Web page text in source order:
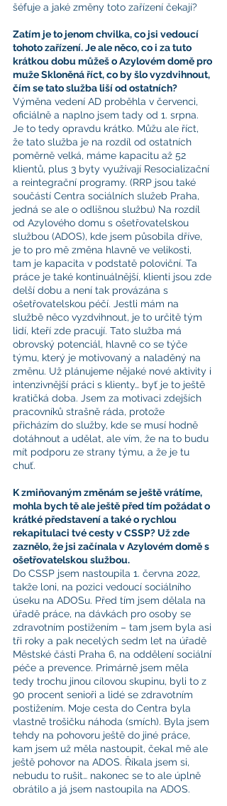
šéfuje a jaké změny toto zařízení čekají?
Zatím je to jenom chvilka, co jsi vedoucí
tohoto zařízení. Je ale něco, co i za tuto
krátkou dobu můžeš o Azylovém domě pro
muže Skloněná říct, co by šlo vyzdvihnout,
čím se tato služba liší od ostatních?
Výměna vedení AD proběhla v červenci,
oficiálně a naplno jsem tady od 1. srpna.
Je to tedy opravdu krátko. Můžu ale říct,
že tato služba je na rozdíl od ostatních
poměrně velká, máme kapacitu až 52
klientů, plus 3 byty využívají Resocializační
a reintegrační programy. (RRP jsou také
součástí Centra sociálních služeb Praha,
jedná se ale o odlišnou službu) Na rozdíl
od Azylového domu s ošetřovatelskou
službou (ADOS), kde jsem působila dříve,
je to pro mě změna hlavně ve velikosti,
tam je kapacita v podstatě poloviční. Ta
práce je také kontinuálnější, klienti jsou zde
delší dobu a není tak provázána s
ošetřovatelskou péčí. Jestli mám na
službě něco vyzdvihnout, je to určitě tým
lidí, kteří zde pracují. Tato služba má
obrovský potenciál, hlavně co se týče
týmu, který je motivovaný a naladěný na
změnu. Už plánujeme nějaké nové aktivity i
intenzivnější práci s klienty… byť je to ještě
kratičká doba. Jsem za motivaci zdejších
pracovníků strašně ráda, protože
přicházím do služby, kde se musí hodně
dotáhnout a udělat, ale vím, že na to budu
mít podporu ze strany týmu, a že je tu
chuť.
K zmiňovaným změnám se ještě vrátíme,
mohla bych tě ale ještě před tím požádat o
krátké představení a také o rychlou
rekapitulaci tvé cesty v CSSP? Už zde
zaznělo, že jsi začínala v Azylovém domě s
ošetřovatelskou službou.
Do CSSP jsem nastoupila 1. června 2022,
takže loni, na pozici vedoucí sociálního
úseku na ADOSu. Před tím jsem dělala na
úřadě práce, na dávkách pro osoby se
zdravotním postižením – tam jsem byla asi
tři roky a pak necelých sedm let na úřadě
Městské části Praha 6, na oddělení sociální
péče a prevence. Primárně jsem měla
tedy trochu jinou cílovou skupinu, byli to z
90 procent senioři a lidé se zdravotním
postižením. Moje cesta do Centra byla
vlastně trošičku náhoda (smích). Byla jsem
tehdy na pohovoru ještě do jiné práce,
kam jsem už měla nastoupit, čekal mě ale
ještě pohovor na ADOS. Říkala jsem si,
nebudu to rušit… nakonec se to ale úplně
obrátilo a já jsem nastoupila na ADOS.